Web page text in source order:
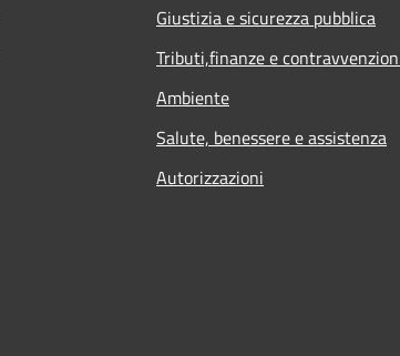
Giustizia e sicurezza pubblica
Tributi,finanze e
Ambiente
Salute, benessere e assistenza
Autorizzazioni